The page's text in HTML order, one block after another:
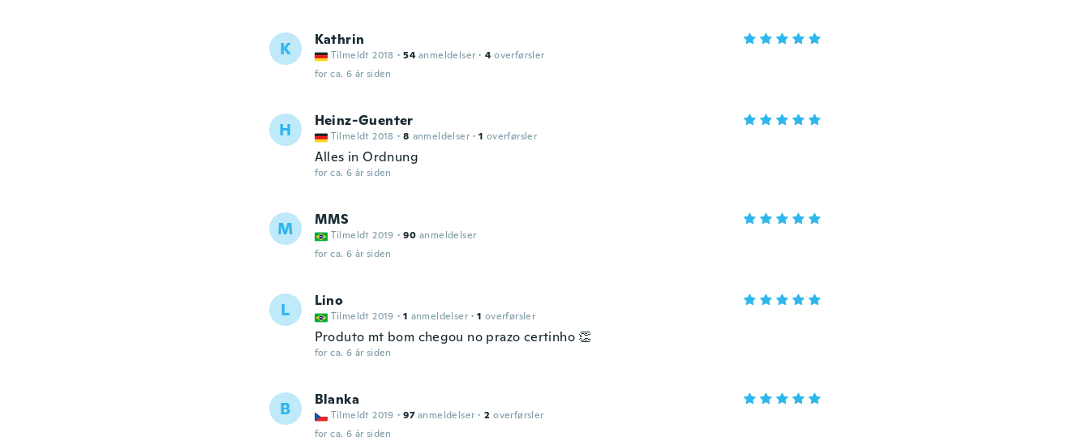
K Kathrin
Tilmeldt 2018 · 54 anmeldelser · 4 overførsler
for ca. 6 år siden
H Heinz-Guenter
Tilmeldt 2018 · 8 anmeldelser · 1 overførsler
Alles in Ordnung
for ca. 6 år siden
M MMS
Tilmeldt 2019 · 90 anmeldelser
for ca. 6 år siden
L Lino
Tilmeldt 2019 · 1 anmeldelser · 1 overførsler
Produto mt bom chegou no prazo certinho 👏
for ca. 6 år siden
B Blanka
Tilmeldt 2019 · 97 anmeldelser · 2 overførsler
for ca. 6 år siden